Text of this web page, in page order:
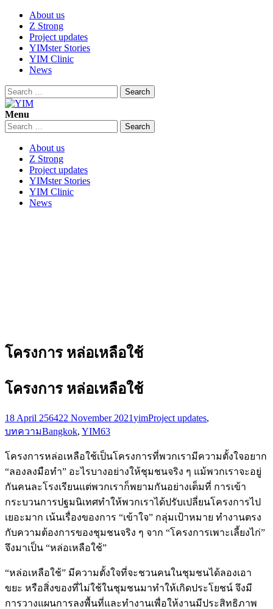
Skip
content
About us
Z Strong
Project updates
YIMster Stories
YIM Clinic
News
Search
for:
YIM
Youth Innovation Marketplace
Menu
Search
for:
About us
Z Strong
Project updates
YIMster Stories
YIM Clinic
News
โครงการ หล่อเหลือใช้
โครงการ หล่อเหลือใช้
18 April 256422 November 2021yimProject updates,
บทความBangkok, YIM63
โครงการหล่อเหลือใช้เป็นโครงการที่พวกเรามีความตั้งใจอยาก
“ลองลงมือทำ” อะไรบางอย่างให้ชุมชนจริง ๆ แม้พวกเราจะอยู่
กันคนละโรงเรียนแต่พวกเราก็พยามกันอย่างเต็มที่ การเข้า
กระบวนการปฐมนิเทศทำให้พวกเราได้ปรับเปลี่ยนโครงการไป
เยอะมาก เน้นเรื่องของการ “เข้าใจ” กลุ่มเป้าหมาย ทำงานตรง
กับความต้องการของชุมชนจริง ๆ จาก “โครงการเพาะเลี้ยงไก่”
จึงมาเป็น “หล่อเหลือใช้”
“หล่อเหลือใช้” มีความตั้งใจที่จะชวนคนในชุมชนได้ลองเอา
ขยะ หรือสิ่งของที่ไม่ใช้ในชุมชนมาทำให้เกิดประโยชน์ จึงมี
การวางแผนการลงพื้นที่และทำงานเพื่อให้งานมีประสิทธิภาพ